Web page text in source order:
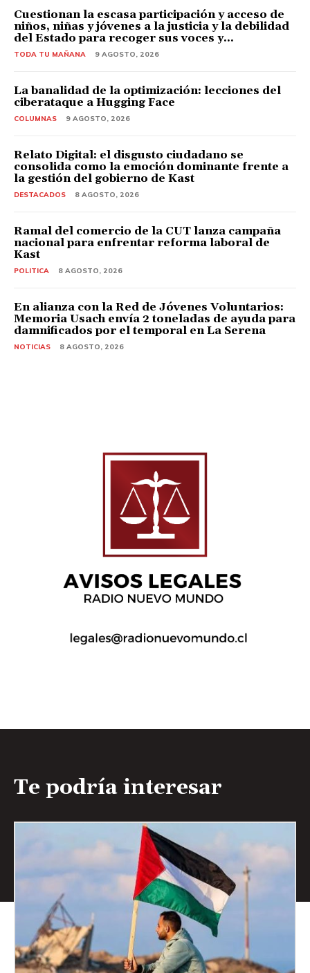
Cuestionan la escasa participación y acceso de
niños, niñas y jóvenes a la justicia y la debilidad
del Estado para recoger sus voces y...
TODA TU MAÑANA 9 AGOSTO, 2026
La banalidad de la optimización: lecciones del
ciberataque a Hugging Face
COLUMNAS 9 AGOSTO, 2026
Relato Digital: el disgusto ciudadano se
consolida como la emoción dominante frente a
la gestión del gobierno de Kast
DESTACADOS 8 AGOSTO, 2026
Ramal del comercio de la CUT lanza campaña
nacional para enfrentar reforma laboral de
Kast
POLITICA 8 AGOSTO, 2026
En alianza con la Red de Jóvenes Voluntarios:
Memoria Usach envía 2 toneladas de ayuda para
damnificados por el temporal en La Serena
NOTICIAS 8 AGOSTO, 2026
Te podría interesar